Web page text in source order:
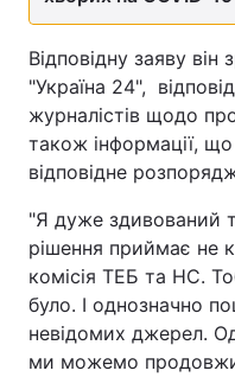
Відповідну заяву він
"Україна 24",
журналістів щодо
також інформації, що
відповідне
"Я дуже здивований
рішення приймає не
комісія ТЕБ та НС.
було. І однозначно
невідомих джерел.
ми можемо